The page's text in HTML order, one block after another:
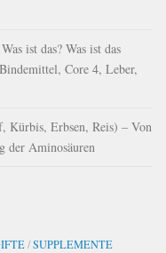
ist das? Was ist das
Core 4, Leber,
Kürbis, Erbsen, Reis) – Von
der Aminosäuren
/SUPPLEMENTE